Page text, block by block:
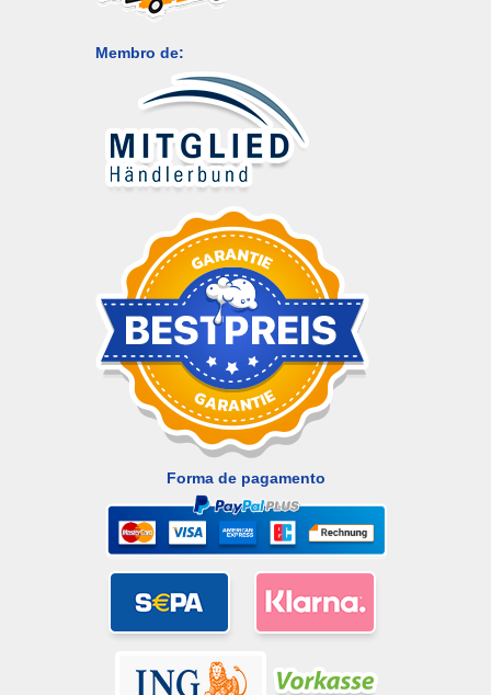
Membro de:
Forma de pagamento